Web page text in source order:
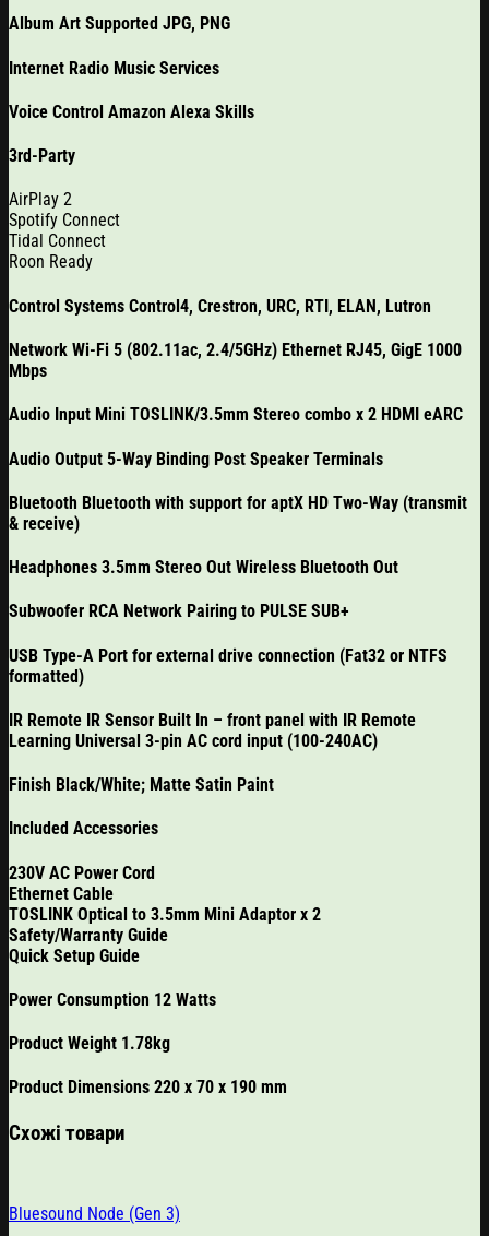
Album Art Supported JPG, PNG
Internet Radio Music Services
Voice Control Amazon Alexa Skills
3rd-Party
AirPlay 2
Spotify Connect
Tidal Connect
Roon Ready
Control Systems Control4, Crestron, URC, RTI, ELAN, Lutron
Network Wi-Fi 5 (802.11ac, 2.4/5GHz) Ethernet RJ45, GigE 1000
Mbps
Audio Input Mini TOSLINK/3.5mm Stereo combo x 2 HDMI eARC
Audio Output 5-Way Binding Post Speaker Terminals
Bluetooth Bluetooth with support for aptX HD Two-Way (transmit
& receive)
Headphones 3.5mm Stereo Out Wireless Bluetooth Out
Subwoofer RCA Network Pairing to PULSE SUB+
USB Type-A Port for external drive connection (Fat32 or NTFS
formatted)
IR Remote IR Sensor Built In – front panel with IR Remote
Learning Universal 3-pin AC cord input (100-240AC)
Finish Black/White; Matte Satin Paint
Included Accessories
230V AC Power Cord
Ethernet Cable
TOSLINK Optical to 3.5mm Mini Adaptor x 2
Safety/Warranty Guide
Quick Setup Guide
Power Consumption 12 Watts
Product Weight 1.78kg
Product Dimensions 220 x 70 x 190 mm
Схожі товари
Bluesound Node (Gen 3)